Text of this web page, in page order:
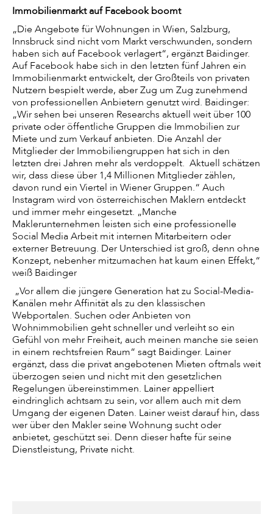
Immobilienmarkt auf Facebook boomt
„Die Angebote für Wohnungen in Wien, Salzburg,
Innsbruck sind nicht vom Markt verschwunden, sondern
haben sich auf Facebook verlagert“, ergänzt Baidinger.
Auf Facebook habe sich in den letzten fünf Jahren ein
Immobilienmarkt entwickelt, der Großteils von privaten
Nutzern bespielt werde, aber Zug um Zug zunehmend
von professionellen Anbietern genutzt wird. Baidinger:
„Wir sehen bei unseren Researchs aktuell weit über 100
private oder öffentliche Gruppen die Immobilien zur
Miete und zum Verkauf anbieten. Die Anzahl der
Mitglieder der Immobiliengruppen hat sich in den
letzten drei Jahren mehr als verdoppelt. Aktuell schätzen
wir, dass diese über 1,4 Millionen Mitglieder zählen,
davon rund ein Viertel in Wiener Gruppen.“ Auch
Instagram wird von österreichischen Maklern entdeckt
und immer mehr eingesetzt. „Manche
Maklerunternehmen leisten sich eine professionelle
Social Media Arbeit mit internen Mitarbeitern oder
externer Betreuung. Der Unterschied ist groß, denn ohne
Konzept, nebenher mitzumachen hat kaum einen Effekt,“
weiß Baidinger
„Vor allem die jüngere Generation hat zu Social-Media-
Kanälen mehr Affinität als zu den klassischen
Webportalen. Suchen oder Anbieten von
Wohnimmobilien geht schneller und verleiht so ein
Gefühl von mehr Freiheit, auch meinen manche sie seien
in einem rechtsfreien Raum“ sagt Baidinger. Lainer
ergänzt, dass die privat angebotenen Mieten oftmals weit
überzogen seien und nicht mit den gesetzlichen
Regelungen übereinstimmen. Lainer appelliert
eindringlich achtsam zu sein, vor allem auch mit dem
Umgang der eigenen Daten. Lainer weist darauf hin, dass
wer über den Makler seine Wohnung sucht oder
anbietet, geschützt sei. Denn dieser hafte für seine
Dienstleistung, Private nicht.